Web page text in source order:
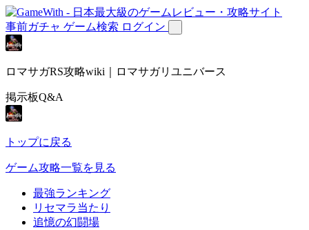
事前ガチャ ゲーム検索 ログイン
ロマサガRS攻略wiki｜ロマサガリユニバース
掲示板Q&A
トップに戻る
ゲーム攻略一覧を見る
最強ランキング
リセマラ当たり
追憶の幻闘場